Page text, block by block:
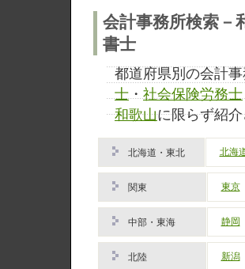
会計事務所検索－
書士
都道府県別の会計
士 ・ 社会保険労務士
和歌山に限らず紹
北海道・東北 北海
関東 東京
中部・東海 静岡
北陸 新潟